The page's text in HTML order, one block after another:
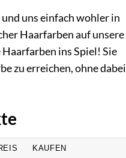
uns einfach wohler in
Haarfarben auf unsere
ins Spiel! Sie
zu erreichen, ohne dabei
KAUFEN